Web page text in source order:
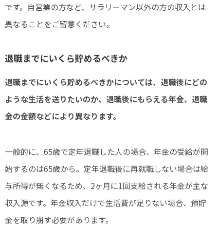
です。自営業の方など、サラリーマン以外の方の収入とは
異なることをご留意ください。
退職までにいくら貯めるべきか
退職までにいくら貯めるべきかについては、退職後にどの
ような生活を送りたいのか、退職後にもらえる年金、退職
金の金額などにより異なります。
一般的に、65歳で定年退職した人の場合、年金の受給が開
始するのは65歳から。定年退職後に再就職しない場合は給
与所得が無くなるため、2ヶ月に1回支給される年金が主な
収入源です。年金収入だけで生活費が足りない場合、預貯
金を取り崩す必要があります。